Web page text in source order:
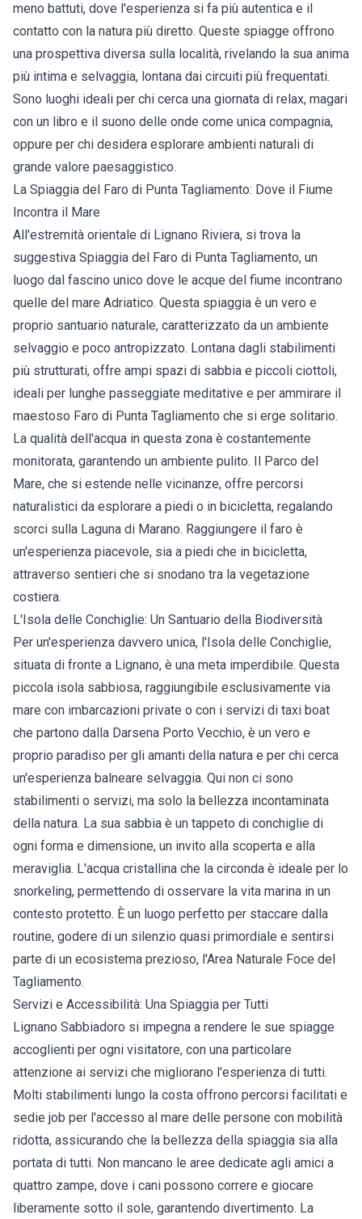
meno battuti, dove l'esperienza si fa più autentica e il
contatto con la natura più diretto. Queste spiagge offrono
una prospettiva diversa sulla località, rivelando la sua anima
più intima e selvaggia, lontana dai circuiti più frequentati.
Sono luoghi ideali per chi cerca una giornata di relax, magari
con un libro e il suono delle onde come unica compagnia,
oppure per chi desidera esplorare ambienti naturali di
grande valore paesaggistico.
La Spiaggia del Faro di Punta Tagliamento: Dove il Fiume
Incontra il Mare
All'estremità orientale di Lignano Riviera, si trova la
suggestiva Spiaggia del Faro di Punta Tagliamento, un
luogo dal fascino unico dove le acque del fiume incontrano
quelle del mare Adriatico. Questa spiaggia è un vero e
proprio santuario naturale, caratterizzato da un ambiente
selvaggio e poco antropizzato. Lontana dagli stabilimenti
più strutturati, offre ampi spazi di sabbia e piccoli ciottoli,
ideali per lunghe passeggiate meditative e per ammirare il
maestoso Faro di Punta Tagliamento che si erge solitario.
La qualità dell'acqua in questa zona è costantemente
monitorata, garantendo un ambiente pulito. Il Parco del
Mare, che si estende nelle vicinanze, offre percorsi
naturalistici da esplorare a piedi o in bicicletta, regalando
scorci sulla Laguna di Marano. Raggiungere il faro è
un'esperienza piacevole, sia a piedi che in bicicletta,
attraverso sentieri che si snodano tra la vegetazione
costiera.
L'Isola delle Conchiglie: Un Santuario della Biodiversità
Per un'esperienza davvero unica, l'Isola delle Conchiglie,
situata di fronte a Lignano, è una meta imperdibile. Questa
piccola isola sabbiosa, raggiungibile esclusivamente via
mare con imbarcazioni private o con i servizi di taxi boat
che partono dalla Darsena Porto Vecchio, è un vero e
proprio paradiso per gli amanti della natura e per chi cerca
un'esperienza balneare selvaggia. Qui non ci sono
stabilimenti o servizi, ma solo la bellezza incontaminata
della natura. La sua sabbia è un tappeto di conchiglie di
ogni forma e dimensione, un invito alla scoperta e alla
meraviglia. L'acqua cristallina che la circonda è ideale per lo
snorkeling, permettendo di osservare la vita marina in un
contesto protetto. È un luogo perfetto per staccare dalla
routine, godere di un silenzio quasi primordiale e sentirsi
parte di un ecosistema prezioso, l'Area Naturale Foce del
Tagliamento.
Servizi e Accessibilità: Una Spiaggia per Tutti
Lignano Sabbiadoro si impegna a rendere le sue spiagge
accoglienti per ogni visitatore, con una particolare
attenzione ai servizi che migliorano l'esperienza di tutti.
Molti stabilimenti lungo la costa offrono percorsi facilitati e
sedie job per l'accesso al mare delle persone con mobilità
ridotta, assicurando che la bellezza della spiaggia sia alla
portata di tutti. Non mancano le aree dedicate agli amici a
quattro zampe, dove i cani possono correre e giocare
liberamente sotto il sole, garantendo divertimento. La